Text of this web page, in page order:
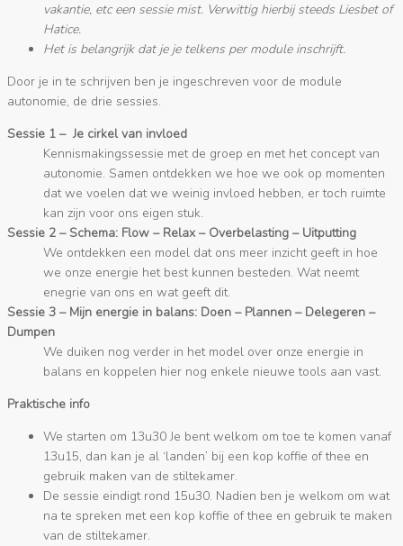
vakantie, etc een sessie mist. Verwittig hierbij steeds Liesbet of
Hatice.
Het is belangrijk dat je je telkens per module inschrijft.
Door je in te schrijven ben je ingeschreven voor de module
autonomie, de drie sessies.
Sessie 1 – Je cirkel van invloed
Kennismakingssessie met de groep en met het concept van
autonomie. Samen ontdekken we hoe we ook op momenten
dat we voelen dat we weinig invloed hebben, er toch ruimte
kan zijn voor ons eigen stuk.
Sessie 2 – Schema: Flow – Relax – Overbelasting – Uitputting
We ontdekken een model dat ons meer inzicht geeft in hoe
we onze energie het best kunnen besteden. Wat neemt
enegrie van ons en wat geeft dit.
Sessie 3 – Mijn energie in balans: Doen – Plannen – Delegeren –
Dumpen
We duiken nog verder in het model over onze energie in
balans en koppelen hier nog enkele nieuwe tools aan vast.
Praktische info
We starten om 13u30 Je bent welkom om toe te komen vanaf
13u15, dan kan je al ‘landen’ bij een kop koffie of thee en
gebruik maken van de stiltekamer.
De sessie eindigt rond 15u30. Nadien ben je welkom om wat
na te spreken met een kop koffie of thee en gebruik te maken
van de stiltekamer.